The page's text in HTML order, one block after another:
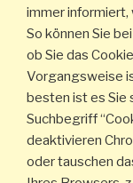
immer informiert,
So können Sie
ob Sie das
Vorgangsweise
besten ist es Sie
Suchbegriff
deaktivieren
oder tauschen